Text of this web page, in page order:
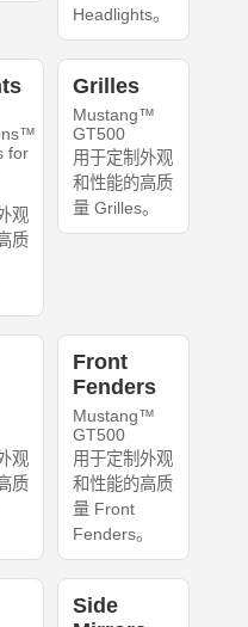
Headlights。
for
观
质
Grilles
Mustang™
GT500
用于定制外观
和性能的高质
量 Grilles。
观
质
Front
Fenders
Mustang™
GT500
用于定制外观
和性能的高质
量 Front
Fenders。
Side